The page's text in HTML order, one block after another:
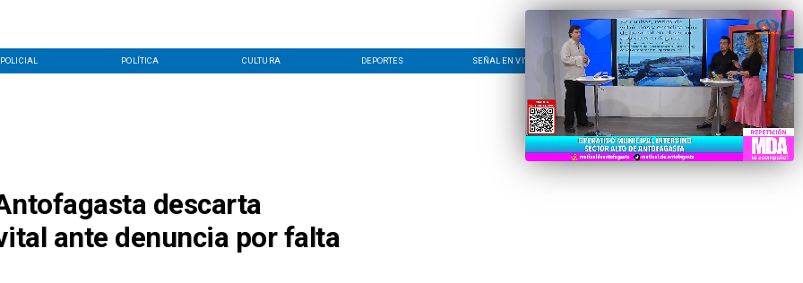
POLICIAL POLÍTICA CULTURA DEPORTES SEÑAL EN VIVO CONTACTO LÍNEA EDITORIAL
descarta
ante denuncia por falta